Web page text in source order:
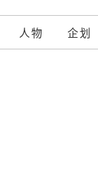
人物 企划